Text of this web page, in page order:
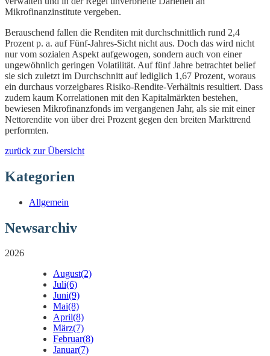
Mikrofinanzinstitute vergeben.
Berauschend fallen die Renditen mit durchschnittlich rund 2,4
Prozent p. a. auf Fünf-Jahres-Sicht nicht aus. Doch das wird nicht
nur vom sozialen Aspekt aufgewogen, sondern auch von einer
ungewöhnlich geringen Volatilität. Auf fünf Jahre betrachtet belief
sie sich zuletzt im Durchschnitt auf lediglich 1,67 Prozent, woraus
ein durchaus vorzeigbares Risiko-Rendite-Verhältnis resultiert. Dass
zudem kaum Korrelationen mit den Kapitalmärkten bestehen,
bewiesen Mikrofinanzfonds im vergangenen Jahr, als sie mit einer
Nettorendite von über drei Prozent gegen den breiten Markttrend
performten.
zurück zur Übersicht
Kategorien
Allgemein
Newsarchiv
2026
August(2)
Juli(6)
Juni(9)
Mai(8)
April(8)
März(7)
Februar(8)
Januar(7)